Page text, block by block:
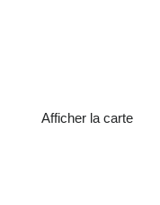
Afficher la carte